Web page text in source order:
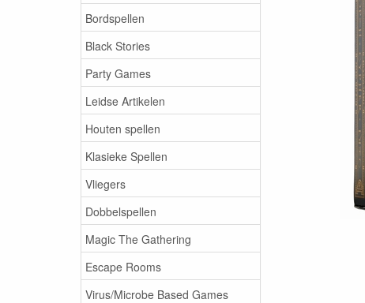
Bordspellen
Black Stories
Party Games
Leidse Artikelen
Houten spellen
Klasieke Spellen
Vliegers
Dobbelspellen
Magic The Gathering
Escape Rooms
Virus/Microbe Based Games